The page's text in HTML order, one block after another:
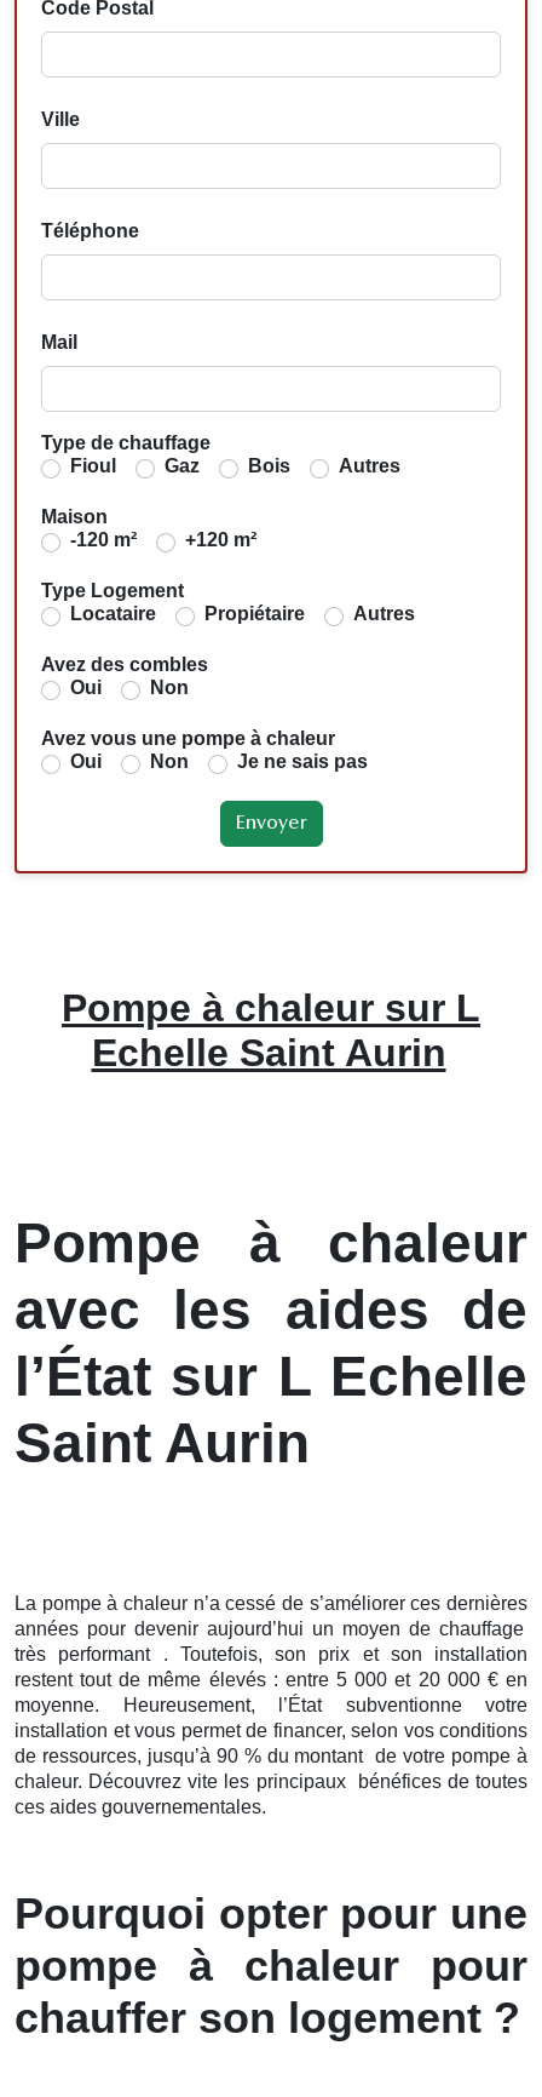
Code Postal
Ville
Téléphone
Mail
Type de chauffage
Fioul
Gaz Bois Autres
Maison
-120 m²
+120 m²
Type Logement
Locataire
Propiétaire Autres
Avez des combles
Oui
Non
Avez vous une pompe à chaleur
Oui
Non Je ne sais pas
Pompe à chaleur sur L
Echelle Saint Aurin
Pompe à chaleur
avec les aides de
l’État sur L Echelle
Saint Aurin
La pompe à chaleur n’a cessé de s’améliorer ces dernières
années pour devenir aujourd’hui un moyen de chauffage
très performant . Toutefois, son prix et son installation
restent tout de même élevés : entre 5 000 et 20 000 € en
moyenne. Heureusement, l’État subventionne votre
installation et vous permet de financer, selon vos conditions
de ressources, jusqu’à 90 % du montant de votre pompe à
chaleur. Découvrez vite les principaux bénéfices de toutes
ces aides gouvernementales.
Pourquoi opter pour une
pompe à chaleur pour
chauffer son logement ?